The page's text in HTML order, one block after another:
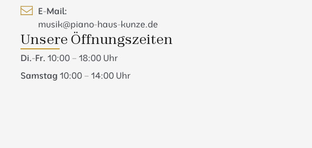
E-Mail:
musik@piano-haus-kunze.de
Unsere Öffnungszeiten
Di.-Fr. 10:00 – 18:00 Uhr
Samstag 10:00 – 14:00 Uhr